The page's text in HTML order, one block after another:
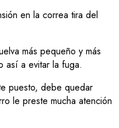
en la correa tira del
más pequeño y más
así a evitar la fuga.
puesto, debe quedar
le preste mucha atención